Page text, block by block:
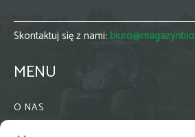
Skontaktuj się z nami:
MENU
O NAS